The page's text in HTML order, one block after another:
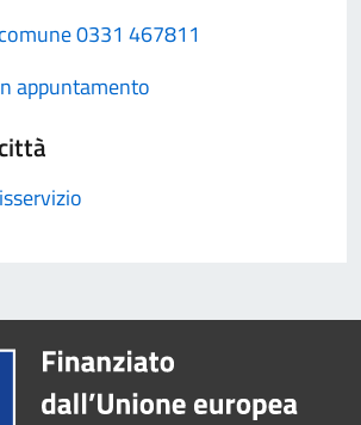
0331 467811
appuntamento